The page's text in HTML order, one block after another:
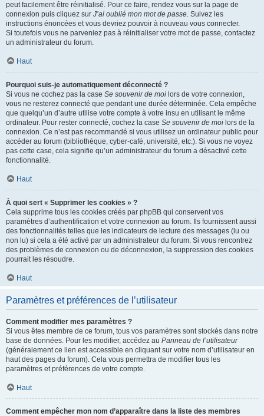
peut facilement être réinitialisé. Pour ce faire, rendez vous sur la page de
connexion puis cliquez sur J’ai oublié mon mot de passe. Suivez les
instructions énoncées et vous devriez pouvoir à nouveau vous connecter.
Si toutefois vous ne parveniez pas à réinitialiser votre mot de passe, contactez
un administrateur du forum.
Haut
Pourquoi suis-je automatiquement déconnecté ?
Si vous ne cochez pas la case Se souvenir de moi lors de votre connexion,
vous ne resterez connecté que pendant une durée déterminée. Cela empêche
que quelqu’un d’autre utilise votre compte à votre insu en utilisant le même
ordinateur. Pour rester connecté, cochez la case Se souvenir de moi lors de la
connexion. Ce n’est pas recommandé si vous utilisez un ordinateur public pour
accéder au forum (bibliothèque, cyber-café, université, etc.). Si vous ne voyez
pas cette case, cela signifie qu’un administrateur du forum a désactivé cette
fonctionnalité.
Haut
À quoi sert « Supprimer les cookies » ?
Cela supprime tous les cookies créés par phpBB qui conservent vos
paramètres d’authentification et votre connexion au forum. Ils fournissent aussi
des fonctionnalités telles que les indicateurs de lecture des messages (lu ou
non lu) si cela a été activé par un administrateur du forum. Si vous rencontrez
des problèmes de connexion ou de déconnexion, la suppression des cookies
pourrait les résoudre.
Haut
Paramètres et préférences de l’utilisateur
Comment modifier mes paramètres ?
Si vous êtes membre de ce forum, tous vos paramètres sont stockés dans notre
base de données. Pour les modifier, accédez au Panneau de l’utilisateur
(généralement ce lien est accessible en cliquant sur votre nom d’utilisateur en
haut des pages du forum). Cela vous permettra de modifier tous les
paramètres et préférences de votre compte.
Haut
Comment empêcher mon nom d’apparaître dans la liste des membres